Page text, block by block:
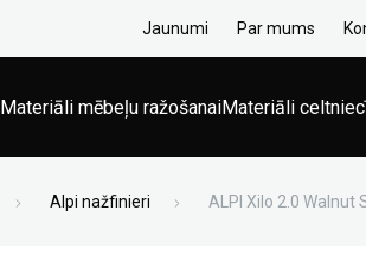
Jaunumi Par mums
Materiāli mēbeļu ražošanaiMateriāli
Alpi nažfinieri ALPI Xilo 2.0 Walnut